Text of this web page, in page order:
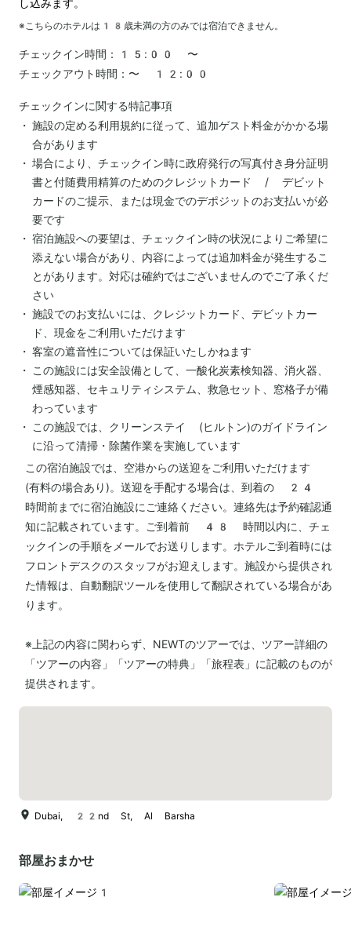
し込みます。
※こちらのホテルは 18 歳未満の方のみでは宿泊できません。
チェックイン時間：
15:00 〜
チェックアウト時間： 〜 12:00
チェックインに関する特記事項
施設の定める利用規約に従って、追加ゲスト料金がかかる場
合があります
場合により、チェックイン時に政府発行の写真付き身分証明
書と付随費用精算のためのクレジットカード / デビット
カードのご提示、または現金でのデポジットのお支払いが必
要です
宿泊施設への要望は、チェックイン時の状況によりご希望に
添えない場合があり、内容によっては追加料金が発生するこ
とがあります。対応は確約ではございませんのでご了承くだ
さい
施設でのお支払いには、クレジットカード、デビットカー
ド、現金をご利用いただけます
客室の遮音性については保証いたしかねます
この施設には安全設備として、一酸化炭素検知器、消火器、
煙感知器、セキュリティシステム、救急セット、窓格子が備
わっています
この施設では、クリーンステイ (ヒルトン)のガイドライン
に沿って清掃・除菌作業を実施しています
この宿泊施設では、空港からの送迎をご利用いただけます
(有料の場合あり)。送迎を手配する場合は、到着の 24
時間前までに宿泊施設にご連絡ください。連絡先は予約確認通
知に記載されています。ご到着前 48 時間以内に、チェ
ックインの手順をメールでお送りします。ホテルご到着時には
フロントデスクのスタッフがお迎えします。施設から提供され
た情報は、自動翻訳ツールを使用して翻訳されている場合があ
ります。
※上記の内容に関わらず、NEWTのツアーでは、ツアー詳細の
「ツアーの内容」「ツアーの特典」「旅程表」に記載のものが
提供されます。
Dubai, 22nd St, Al Barsha
部屋おまかせ